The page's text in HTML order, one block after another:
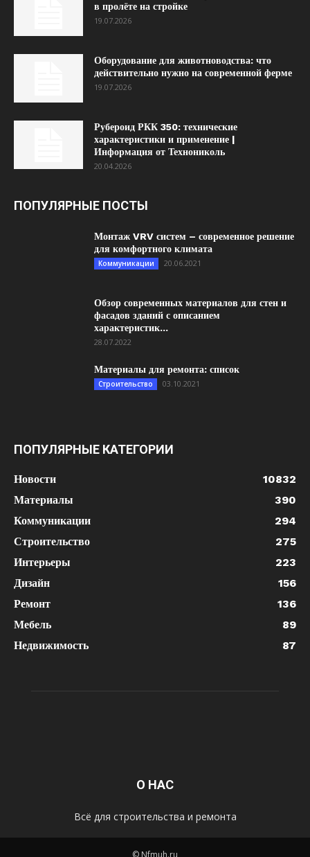
в пролёте на стройке
19.07.2026
Оборудование для животноводства: что
действительно нужно на современной ферме
19.07.2026
Рубероид РКК 350: технические
характеристики и применение |
Информация от Технониколь
20.04.2026
ПОПУЛЯРНЫЕ ПОСТЫ
Монтаж VRV систем – современное решение
для комфортного климата
Коммуникации 20.06.2021
Обзор современных материалов для стен и
фасадов зданий с описанием
характеристик...
28.07.2022
Материалы для ремонта: список
Строительство 03.10.2021
ПОПУЛЯРНЫЕ КАТЕГОРИИ
Новости
10832
Материалы
390
Коммуникации
294
Строительство
275
Интерьеры
223
Дизайн
156
Ремонт
136
Мебель
89
Недвижимость
87
О НАС
Всё для строительства и ремонта
© Nfmuh.ru